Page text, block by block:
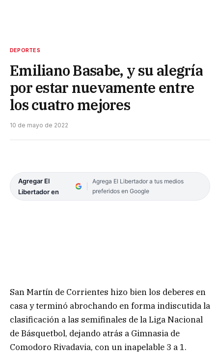
DEPORTES
Emiliano Basabe, y su alegría
por estar nuevamente entre
los cuatro mejores
10 de mayo de 2022
Agregar El
Libertador en
Agrega El Libertador a tus medios
preferidos en Google
San Martín de Corrientes hizo bien los deberes en
casa y terminó abrochando en forma indiscutida la
clasificación a las semifinales de la Liga Nacional
de Básquetbol, dejando atrás a Gimnasia de
Comodoro Rivadavia, con un inapelable 3 a 1.